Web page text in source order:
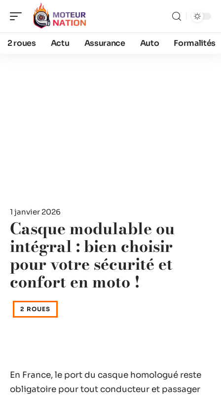
2 roues Actu Assurance Auto Formalités
1 janvier 2026
Casque modulable ou
intégral : bien choisir
pour votre sécurité et
confort en moto !
2 ROUES
En France, le port du casque homologué reste
obligatoire pour tout conducteur et passager